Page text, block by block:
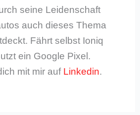
seine Leidenschaft
auch dieses Thema
Fährt selbst Ioniq
ein Google Pixel.
mit mir auf Linkedin.